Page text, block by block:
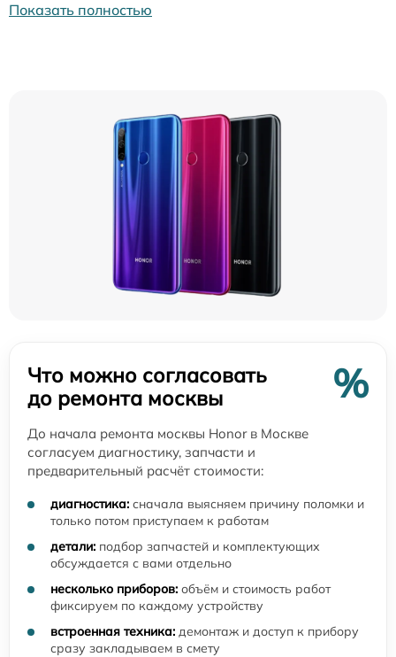
Показать полностью
Что можно согласовать
до ремонта москвы
%
До начала ремонта москвы Honor в Москве
согласуем диагностику, запчасти и
предварительный расчёт стоимости:
диагностика: сначала выясняем причину поломки и
только потом приступаем к работам
детали: подбор запчастей и комплектующих
обсуждается с вами отдельно
несколько приборов: объём и стоимость работ
фиксируем по каждому устройству
встроенная техника: демонтаж и доступ к прибору
сразу закладываем в смету